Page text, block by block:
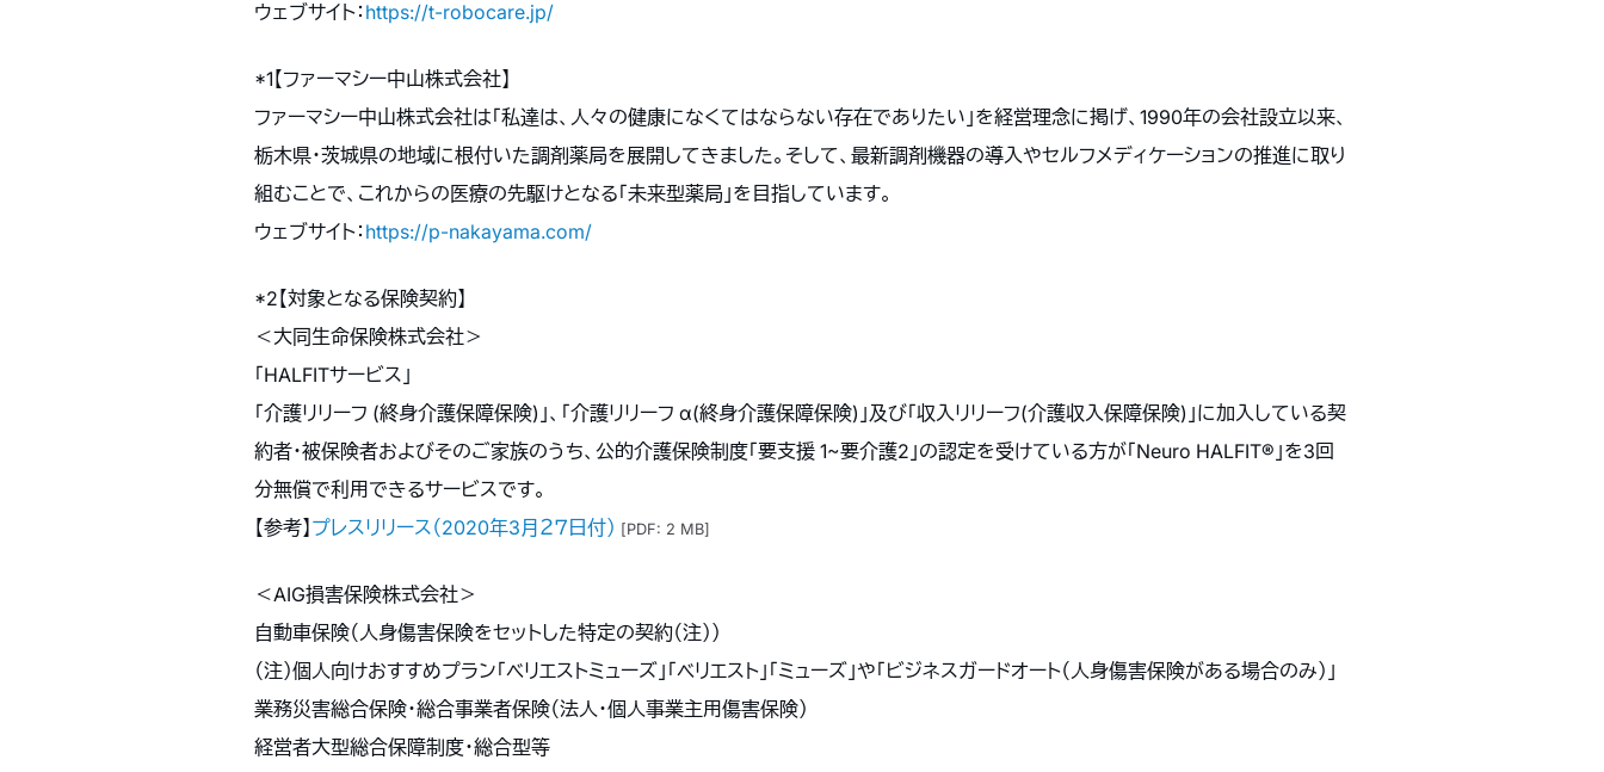
ウェブサイト： https://t-robocare.jp/
*1【ファーマシー中山株式会社】
ファーマシー中山株式会社は「私達は、人々の健康になくてはならない存在でありたい」を経営理念に掲げ、1990年の会社設立以来、
栃木県・茨城県の地域に根付いた調剤薬局を展開してきました。そして、最新調剤機器の導入やセルフメディケーションの推進に取り
組むことで、これからの医療の先駆けとなる「未来型薬局」を目指しています。
ウェブサイト： https://p-nakayama.com/
*2【対象となる保険契約】
＜大同生命保険株式会社＞
「HALFITサービス」
「介護リリーフ (終身介護保障保険)」、「介護リリーフ α(終身介護保障保険)」及び「収入リリーフ(介護収入保障保険)」に加入している契
約者・被保険者およびそのご家族のうち、公的介護保険制度「要支援 1~要介護2」の認定を受けている方が「Neuro HALFIT®」を3回
分無償で利用できるサービスです。
【参考】 プレスリリース（2020年3月２７日付） [PDF: 2 MB]
＜AIG損害保険株式会社＞
自動車保険（人身傷害保険をセットした特定の契約（注））
（注）個人向けおすすめプラン「ベリエストミューズ」「ベリエスト」「ミューズ」や「ビジネスガードオート（人身傷害保険がある場合のみ）」
業務災害総合保険・総合事業者保険（法人・個人事業主用傷害保険）
経営者大型総合保障制度・総合型等